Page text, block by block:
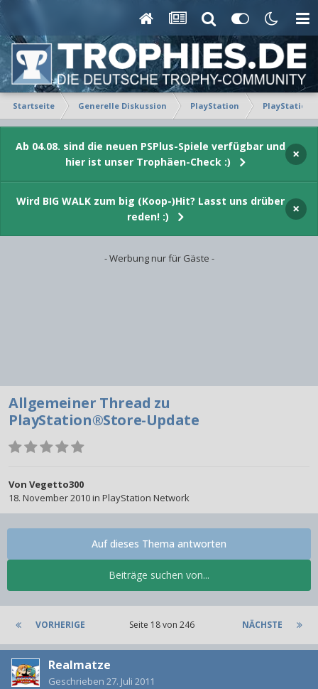
Startseite Generelle Diskussion PlayStation PlayStation
Ab 04.08. sind die neuen PSPlus-Spiele verfügbar und
hier ist unser Trophäen-Check :)
×
Wird BIG WALK zum big (Koop-)Hit? Lasst uns drüber
reden! :)
×
- Werbung nur für Gäste -
Allgemeiner Thread zu
PlayStation®Store-Update
Von Vegetto300
18. November 2010in PlayStation Network
Beiträge suchen von...
Auf dieses Thema antworten
VORHERIGE NÄCHSTE
Seite 18 von 246
Realmatze
Geschrieben 27. Juli 2011